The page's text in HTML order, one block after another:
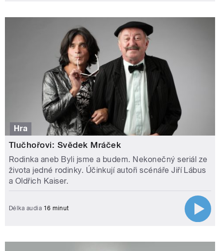
Hra
Tlučhořovi: Svědek Mráček
Rodinka aneb Byli jsme a budem. Nekonečný seriál ze
života jedné rodinky. Účinkují autoři scénáře Jiří Lábus
a Oldřich Kaiser.
Délka audia 16 minut